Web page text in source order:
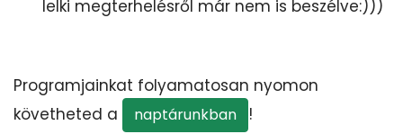
lelki megterhelésről már nem is beszélve:)))
Programjainkat folyamatosan nyomon
követheted a
naptárunkban !